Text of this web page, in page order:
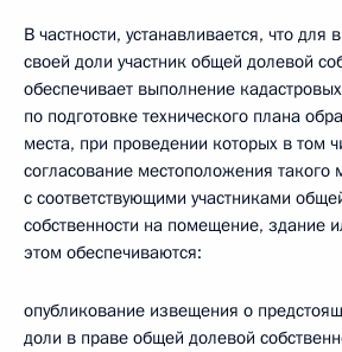
В частности, устанавливается, что для
своей доли участник общей долевой
обеспечивает выполнение
по подготовке технического плана
места, при проведении которых в том
согласование местоположения
с соответствующими участниками
собственности на помещение, здание
этом обеспечиваются:
опубликование извещения о
доли в праве общей долевой